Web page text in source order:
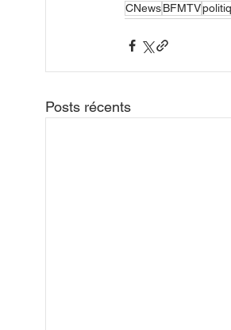
CNewsBFMTV
Posts récents